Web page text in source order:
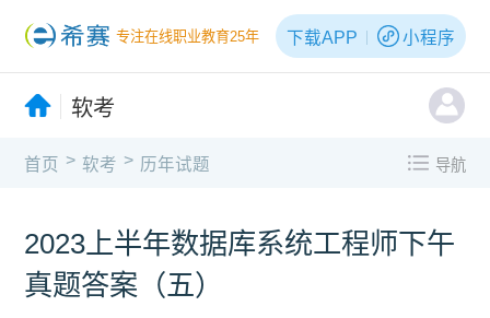
专注在线职业教育25年 下载APP 小程序
软考
首页 > 软考 > 历年试题 导航
2023上半年数据库系统工程师下午
真题答案（五）